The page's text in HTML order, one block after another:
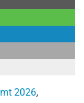
2026,